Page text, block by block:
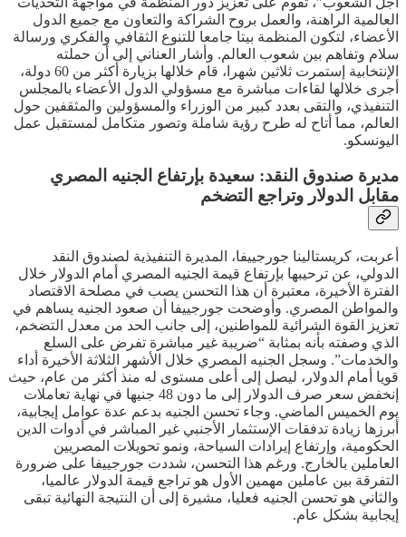
العالمية الراهنة، والعمل بروح الشراكة والتعاون مع جميع الدول
الأعضاء، لتكون المنظمة بيتا جامعا للتنوع الثقافي والفكري ورسالة
سلام وتفاهم بين شعوب العالم. وأشار العناني إلى أن حملته
الإنتخابية إستمرت ثلاثين شهرا، قام خلالها بزيارة أكثر من 60 دولة،
أجرى خلالها لقاءات مباشرة مع مسؤولي الدول الأعضاء بالمجلس
التنفيذي، والتقى بعدد كبير من الوزراء والمسؤولين والمثقفين حول
العالم، مما أتاح له طرح رؤية شاملة وتصور متكامل لمستقبل عمل
اليونسكو.
مديرة صندوق النقد: سعيدة بإرتفاع الجنيه المصري
مقابل الدولار وتراجع التضخم
أعربت، كريستالينا جورجييفا، المديرة التنفيذية لصندوق النقد
الدولي، عن ترحيبها بإرتفاع قيمة الجنيه المصري أمام الدولار خلال
الفترة الأخيرة، معتبرة أن هذا التحسن يصب في مصلحة الاقتصاد
والمواطن المصري. وأوضحت جورجييفا أن صعود الجنيه يساهم في
تعزيز القوة الشرائية للمواطنين، إلى جانب الحد من معدل التضخم،
الذي وصفته بأنه بمثابة “ضريبة غير مباشرة تفرض على السلع
والخدمات”. وسجل الجنيه المصري خلال الأشهر الثلاثة الأخيرة أداء
قويا أمام الدولار، ليصل إلى أعلى مستوى له منذ أكثر من عام، حيث
إنخفض سعر صرف الدولار إلى ما دون 48 جنيها في نهاية تعاملات
يوم الخميس الماضي. وجاء تحسن الجنيه بدعم عدة عوامل إيجابية،
أبرزها زيادة تدفقات الإستثمار الأجنبي غير المباشر في أدوات الدين
الحكومية، وإرتفاع إيرادات السياحة، ونمو تحويلات المصريين
العاملين بالخارج. ورغم هذا التحسن، شددت جورجييفا على ضرورة
التفرقة بين عاملين مهمين الأول هو تراجع قيمة الدولار عالميا،
والثاني هو تحسن الجنيه فعليا، مشيرة إلى أن النتيجة النهائية تبقى
إيجابية بشكل عام.